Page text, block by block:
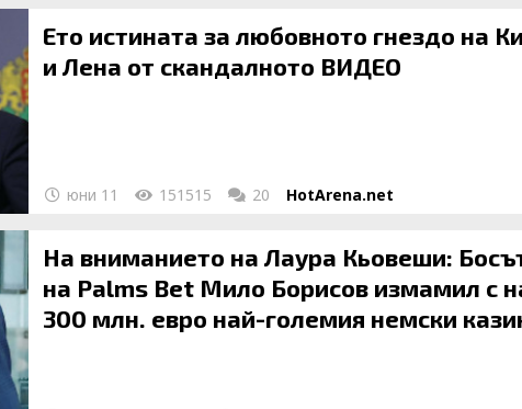
Ето истината за любовното гнездо на
и Лена от скандалното ВИДЕО
юни 11 151515 20 HotArena.net
На вниманието на Лаура Кьовеши:
на Palms Bet Мило Борисов измамил с
300 млн. евро най-големия немски